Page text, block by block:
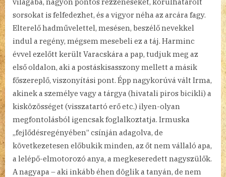
sorsokat is felfedezhet, és a vigyor néha az arcára fagy.
Elterelő hadművelettel, mesésen, beszélő nevekkel
indul a regény, mégsem mesebeli ez a táj. Harminc
évvel ezelőtt került Varacskára a pap, tudjuk meg az
első oldalon, aki a postáskisasszony mellett a másik
főszereplő, viszonyítási pont. Épp nagykorúvá vált Irma,
akinek a személye vagy a tárgya (hivatali piros bicikli) a
kisközösséget (visszatartó erő etc.) ilyen-olyan
megfontolásból igencsak foglalkoztatja. Irmuska
„fejlődésregényében” csínján adagolva, de
következetesen előbukik minden, az őt nem vállaló apa,
a lelépő-elmotorozó anya, a megkeseredett nagyszülők.
A nagyapa – aki inkább éhen döglik a tanyán, de nem